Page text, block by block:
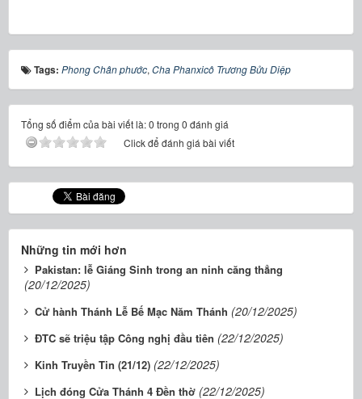
Tags: Phong Chân phước, Cha Phanxicô Trương Bửu Diệp
Tổng số điểm của bài viết là: 0 trong 0 đánh giá
Click để đánh giá bài viết
Những tin mới hơn
Pakistan: lễ Giáng Sinh trong an ninh căng thẳng
(20/12/2025)
Cử hành Thánh Lễ Bế Mạc Năm Thánh (20/12/2025)
ĐTC sẽ triệu tập Công nghị đầu tiên (22/12/2025)
Kinh Truyền Tin (21/12) (22/12/2025)
Lịch đóng Cửa Thánh 4 Đền thờ (22/12/2025)